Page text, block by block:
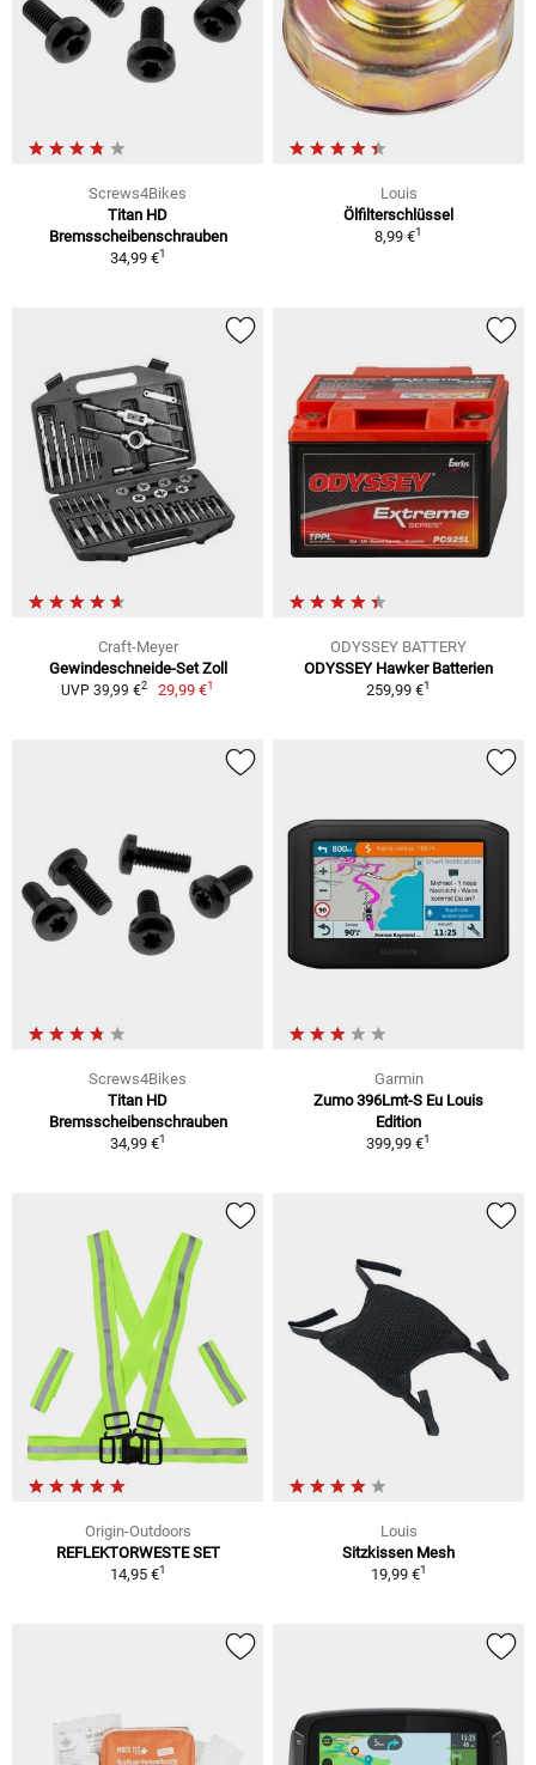
Screws4Bikes
Titan HD
Bremsscheibenschrauben
34,99 €1
Louis
Ölfilterschlüssel
8,99 €1
Craft-Meyer
Gewindeschneide-Set Zoll
UVP 39,99 €2 29,99 €1
ODYSSEY BATTERY
ODYSSEY Hawker Batterien
259,99 €1
Screws4Bikes
Titan HD
Bremsscheibenschrauben
34,99 €1
Garmin
Zumo 396Lmt-S Eu Louis
Edition
399,99 €1
Origin-Outdoors
REFLEKTORWESTE SET
14,95 €1
Louis
Sitzkissen Mesh
19,99 €1